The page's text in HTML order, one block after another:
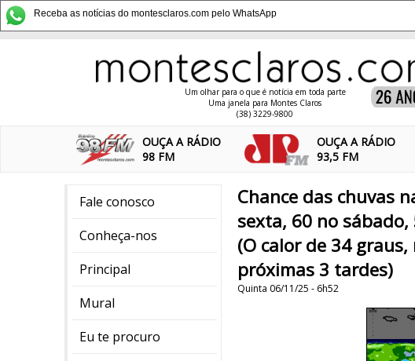
Receba as notícias do montesclaros.com pelo WhatsApp
Um olhar para o que é notícia em toda parte
Uma janela para Montes Claros
(38) 3229-9800
OUÇA A RÁDIO
98 FM
OUÇA A RÁDIO
93,5 FM
Fale conosco
Conheça-nos
Principal
Mural
Eu te procuro
Chance das chuvas
sexta, 60 no
(O calor de 34
próximas 3 tardes)
Quinta 06/11/25 - 6h52